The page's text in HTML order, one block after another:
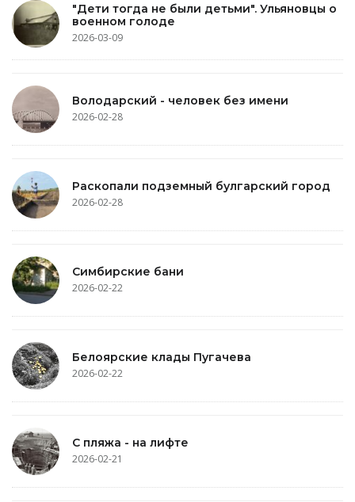
"Дети тогда не были детьми". Ульяновцы о
военном голоде
2026-03-09
Володарский - человек без имени
2026-02-28
Раскопали подземный булгарский город
2026-02-28
Симбирские бани
2026-02-22
Белоярские клады Пугачева
2026-02-22
С пляжа - на лифте
2026-02-21